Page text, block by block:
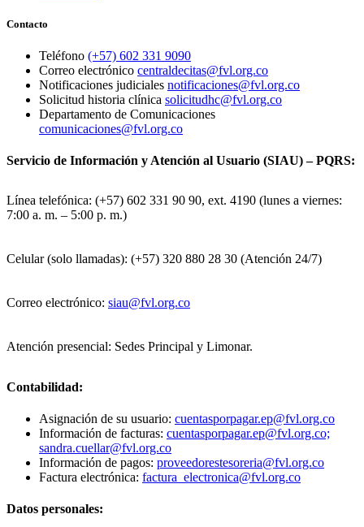
Contacto
Teléfono (+57) 602 331 9090
Correo electrónico centraldecitas@fvl.org.co
Notificaciones judiciales notificaciones@fvl.org.co
Solicitud historia clínica solicitudhc@fvl.org.co
Departamento de Comunicaciones
comunicaciones@fvl.org.co
Servicio de Información y Atención al Usuario (SIAU) – PQRS:
Línea telefónica: (+57) 602 331 90 90, ext. 4190 (lunes a viernes:
7:00 a. m. – 5:00 p. m.)
Celular (solo llamadas): (+57) 320 880 28 30 (Atención 24/7)
Correo electrónico: siau@fvl.org.co
Atención presencial: Sedes Principal y Limonar.
Contabilidad:
Asignación de su usuario: cuentasporpagar.ep@fvl.org.co
Información de facturas: cuentasporpagar.ep@fvl.org.co;
sandra.cuellar@fvl.org.co
Información de pagos: proveedorestesoreria@fvl.org.co
Factura electrónica: factura_electronica@fvl.org.co
Datos personales: